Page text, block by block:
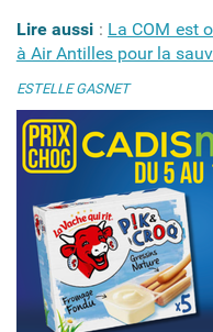
Lire aussi : La COM est
à Air Antilles pour la
ESTELLE GASNET